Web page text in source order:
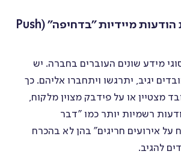
עדכונים: שליחת הודעות מיידיות ״בדחיפה״ (Push
מידע שונים העוברים בחברה. יש
יגיב, יתרגשו ויתחברו אליהם. כך
מצטיין או על פידבק מצוין מלקוח,
רשמיות יותר כמו "דבר
על אירועים חריגים" בהן לא בהכרח
להגיב.